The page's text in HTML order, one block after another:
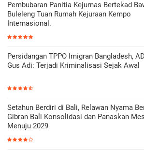
Pembubaran Panitia Kejurnas Bertekad
Buleleng Tuan Rumah Kejuraan Kempo
Internasional.
Persidangan TPPO Imigran Bangladesh,
Gus Adi: Terjadi Kriminalisasi Sejak Awal
Setahun Berdiri di Bali, Relawan Nyama
Gibran Bali Konsolidasi dan Panaskan
Menuju 2029